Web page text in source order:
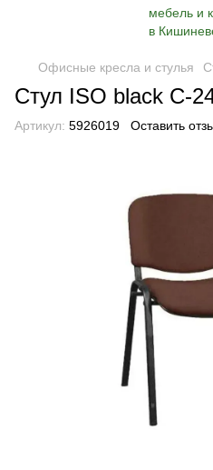
Офисные кресла и стулья
Стул ISO black С-
Артикул: 5926019 Оставить